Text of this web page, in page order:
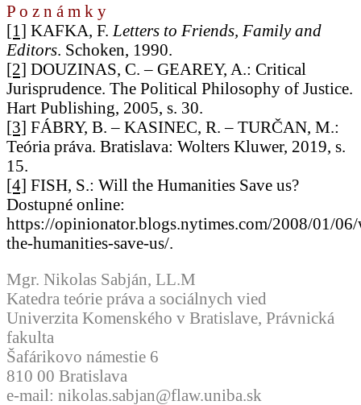
P o z n á m k y
[1] KAFKA, F. Letters to Friends, Family and
Editors. Schoken, 1990.
[2] DOUZINAS, C. – GEAREY, A.: Critical
Jurisprudence. The Political Philosophy of Justice.
Hart Publishing, 2005, s. 30.
[3] FÁBRY, B. – KASINEC, R. – TURČAN, M.:
Teória práva. Bratislava: Wolters Kluwer, 2019, s.
15.
[4] FISH, S.: Will the Humanities Save us?
Dostupné online:
https://opinionator.blogs.nytimes.com/2008/01/
the-humanities-save-us/.
Mgr. Nikolas Sabján, LL.M
Katedra teórie práva a sociálnych vied
Univerzita Komenského v Bratislave, Právnická
fakulta
Šafárikovo námestie 6
810 00 Bratislava
e-mail: nikolas.sabjan@flaw.uniba.sk